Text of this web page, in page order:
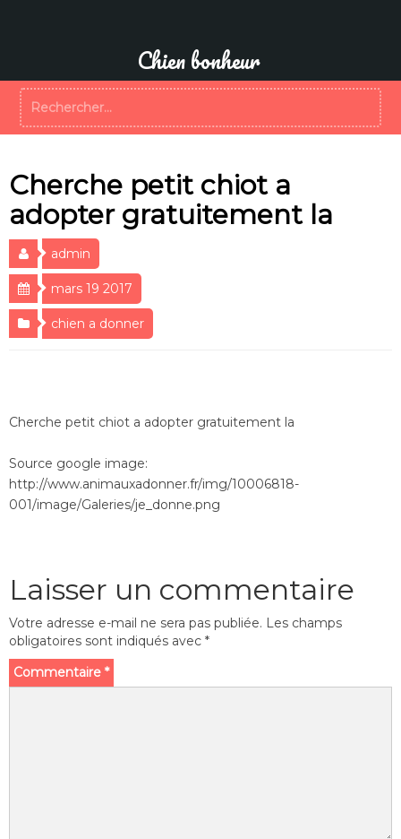
Chien bonheur
Cherche petit chiot a
adopter gratuitement la
admin
mars 19 2017
chien a donner
Cherche petit chiot a adopter gratuitement la
Source google image:
http://www.animauxadonner.fr/img/10006818-
001/image/Galeries/je_donne.png
Laisser un commentaire
Votre adresse e-mail ne sera pas publiée. Les champs
obligatoires sont indiqués avec *
Commentaire *
Rechercher :